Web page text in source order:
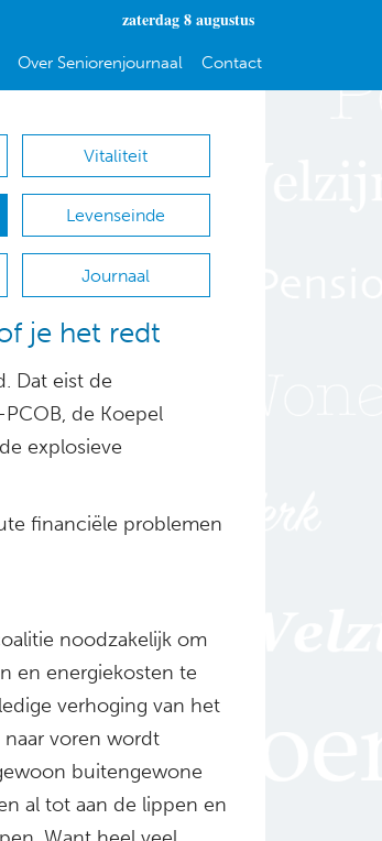
zaterdag 8 augustus
Over Seniorenjournaal Contact
Vitaliteit
Levenseinde
Journaal
je het redt
Dat eist de
de Koepel
explosieve
financiële problemen
noodzakelijk om
en energiekosten te
verhoging van het
voren wordt
buitengewone
al tot aan de lippen en